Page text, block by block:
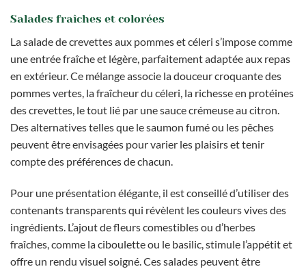
Salades fraîches et colorées
La salade de crevettes aux pommes et céleri s’impose comme
une entrée fraîche et légère, parfaitement adaptée aux repas
en extérieur. Ce mélange associe la douceur croquante des
pommes vertes, la fraîcheur du céleri, la richesse en protéines
des crevettes, le tout lié par une sauce crémeuse au citron.
Des alternatives telles que le saumon fumé ou les pêches
peuvent être envisagées pour varier les plaisirs et tenir
compte des préférences de chacun.
Pour une présentation élégante, il est conseillé d’utiliser des
contenants transparents qui révèlent les couleurs vives des
ingrédients. L’ajout de fleurs comestibles ou d’herbes
fraîches, comme la ciboulette ou le basilic, stimule l’appétit et
offre un rendu visuel soigné. Ces salades peuvent être